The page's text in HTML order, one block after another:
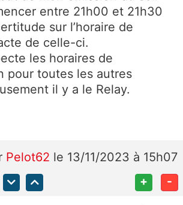
entre 21h00 et 21h30
sur l’horaire de
de celle-ci.
les horaires de
pour toutes les autres
il y a le Relay.
Pelot62 le 13/11/2023 à 15h07
+ -